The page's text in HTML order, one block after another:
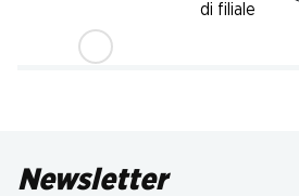
di filiale
Newsletter